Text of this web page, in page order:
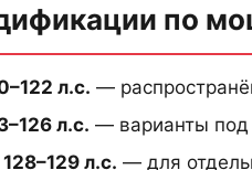
по
л.с. —
л.с. — варианты под
л.с. — для